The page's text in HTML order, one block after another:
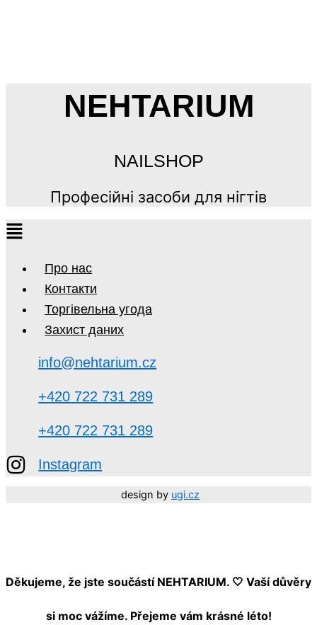
NEHTARIUM
NAILSHOP
Професійні засоби для нігтів
Про нас
Контакти
Торгівельна угода
Захист даних
info@nehtarium.cz
+420 722 731 289
+420 722 731 289
Instagram
design by ugi.cz
Děkujeme, že jste součástí NEHTARIUM. 🤍 Vaší důvěry
si moc vážíme. Přejeme vám krásné léto!